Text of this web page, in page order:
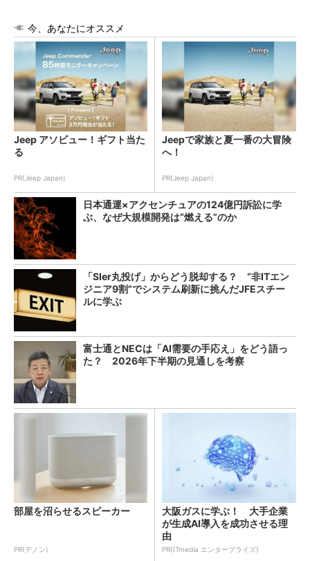
今、あなたにオススメ
Jeep アソビュー！ギフト当た
る
PR(Jeep Japan)
Jeepで家族と夏一番の大冒険
へ！
PR(Jeep Japan)
日本通運×アクセンチュアの124億円訴訟に学
ぶ、なぜ大規模開発は“燃える”のか
「SIer丸投げ」からどう脱却する？ “非ITエン
ジニア9割”でシステム刷新に挑んだJFEスチー
ルに学ぶ
富士通とNECは「AI需要の手応え」をどう語っ
た？ 2026年下半期の見通しを考察
部屋を沼らせるスピーカー
PR(デノン)
大阪ガスに学ぶ！ 大手企業
が生成AI導入を成功させる理
由
PR(ITmedia エンタープライズ)